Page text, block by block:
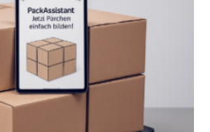
Eine Falzmaschine
echte Profis. Eine solche
Broschüren, Prospekte,
– mehrere Zehntausend
Je nach Maschinentyp und